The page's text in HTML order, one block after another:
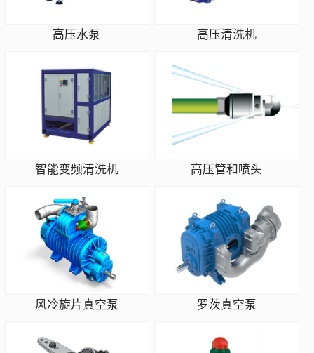
高压水泵 高压清洗机
智能变频清洗机 高压管和喷头
风冷旋片真空泵 罗茨真空泵